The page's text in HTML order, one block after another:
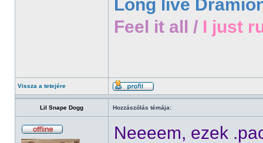
Long live
Feel it all / I just
Vissza a tetejére
Lil Snape Dogg Hozzászólás témája:
Neeeem, ezek